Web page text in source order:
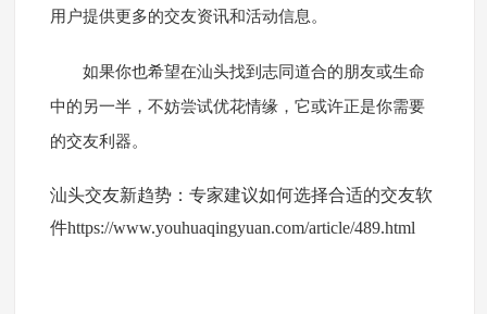
用户提供更多的交友资讯和活动信息。
如果你也希望在汕头找到志同道合的朋友或生命
中的另一半，不妨尝试优花情缘，它或许正是你需要
的交友利器。
汕头交友新趋势：专家建议如何选择合适的交友软
件https://www.youhuaqingyuan.com/article/489.html